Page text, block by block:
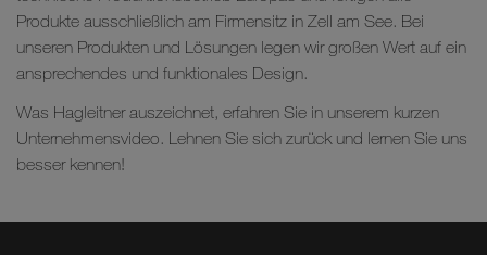
Produkte ausschließlich am Firmensitz in Zell am See. Bei
unseren Produkten und Lösungen legen wir großen Wert auf ein
ansprechendes und funktionales Design.
Was Hagleitner auszeichnet, erfahren Sie in unserem kurzen
Unternehmensvideo. Lehnen Sie sich zurück und lernen Sie uns
besser kennen!